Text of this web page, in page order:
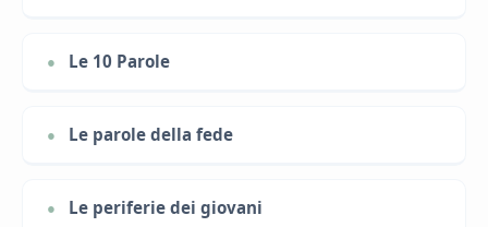
Le 10 Parole
Le parole della fede
Le periferie dei giovani